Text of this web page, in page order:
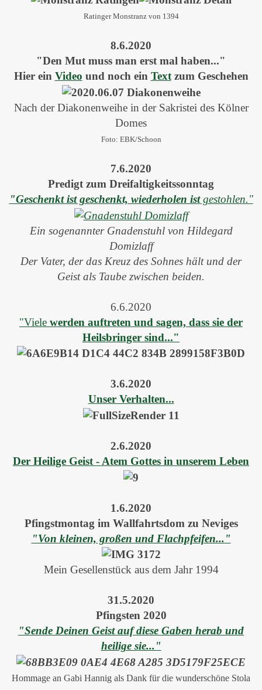
Ratinger Monstranz von 1394
8.6.2020
"Den Mut muss man erst mal haben..."
Hier ein Video und noch ein Textzum Geschehen
Nach der Diakonenweihe in der Sakristei des Kölner
Domes
Foto: EBK/Schoon
7.6.2020
Predigt zum Dreifaltigkeitssonntag
"Geschenkt ist geschenkt, wiederholen istgestohlen."
Ein sogenannter Gnadenstuhl von Hildegard
Domizlaff
Der Vater, der das Kreuz des Sohnes hält und der
Geist als Taube zwischen beiden.
6.6.2020
"Viele werden auftreten und sagen, dass sie der
Heilsbringer sind..."
3.6.2020
Unser Verhalten...
2.6.2020
Der Heilige Geist - Atem Gottes in unserem Leben
1.6.2020
Pfingstmontag im Wallfahrtsdom zu Neviges
"Von kleinen, großen und Flachpfeifen..."
Mein Gesellenstück aus dem Jahr 1994
31.5.2020
Pfingsten 2020
"Sende Deinen Geist auf diese Gaben herab und
heilige sie..."
Hommage an Gabi Hannig als Dank für die wunderschöne Stola